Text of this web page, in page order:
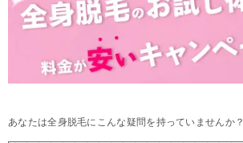
あなたは全身脱毛にこんな疑問を持っていませんか？